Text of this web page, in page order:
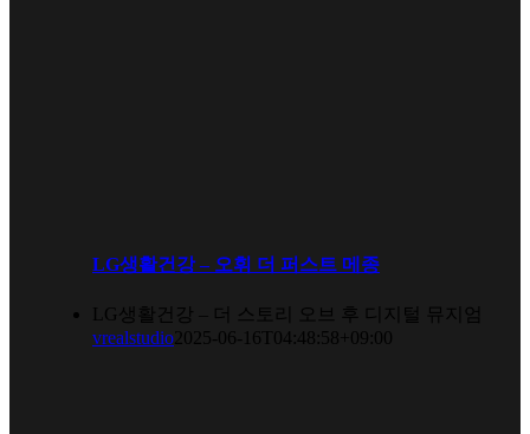
LG생활건강 – 오휘 더 퍼스트 메종
LG생활건강 – 더 스토리 오브 후 디지털 뮤지엄
vrealstudio 2025-06-16T04:48:58+09:00